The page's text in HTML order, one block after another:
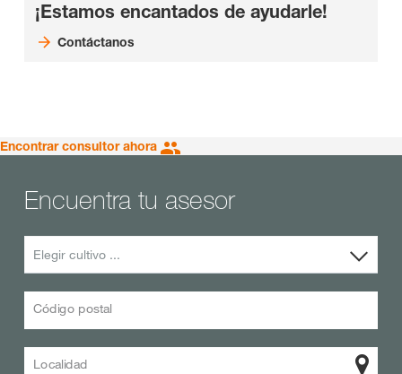
¡Estamos encantados de ayudarle!
Contáctanos
Encontrar consultor ahora
Encuentra tu asesor
Elegir cultivo ...
Código postal
Localidad